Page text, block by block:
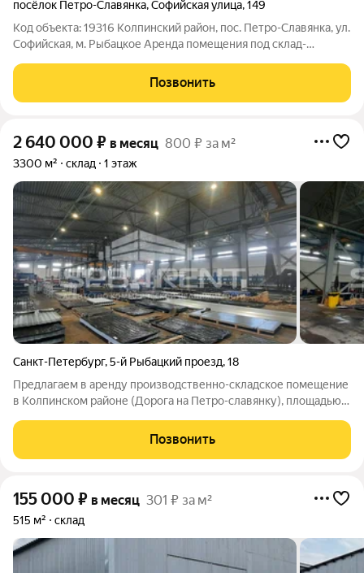
посёлок Петро-Славянка,Софийская улица,149
Код объекта: 19316 Колпинский район, пос. Петро-Славянка, ул.
Софийская, м. Рыбацкое Аренда помещения под склад-
производство, общая площадь - 1500 м. Высота потолков до
ферм - 7 м. Наличие двух
Позвонить
2 640 000 ₽ в месяц 800 ₽ за м²
3300 м² склад 1 этаж
Санкт-Петербург,5-й Рыбацкий проезд,18
Предлагаем в аренду производственно-складское помещение
в Колпинском районе (Дорога на Петро-славянку), площадью
3300 м2 Кран-балки 4 штуки, две грузоподъемностью - 5 тонн,
и две
Позвонить
155 000 ₽ в месяц 301 ₽ за м²
515 м² склад